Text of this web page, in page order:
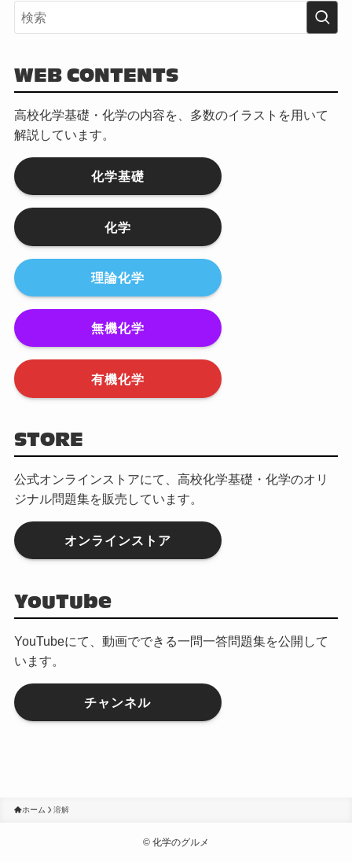
WEB CONTENTS
高校化学基礎・化学の内容を、多数のイラストを用いて
解説しています。
化学基礎
化学
理論化学
無機化学
有機化学
STORE
公式オンラインストアにて、高校化学基礎・化学のオリ
ジナル問題集を販売しています。
オンラインストア
YouTube
YouTubeにて、動画でできる一問一答問題集を公開して
います。
チャンネル
ホーム 溶解
© 化学のグルメ